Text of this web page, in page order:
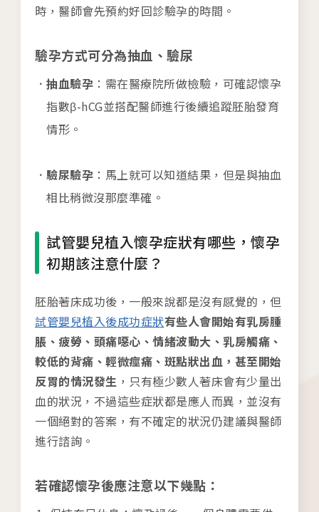
時，醫師會先預約好回診驗孕的時間。
驗孕方式可分為抽血、驗尿
抽血驗孕 ：需在醫療院所做檢驗，可確認懷孕
指數β-hCG並搭配醫師進行後續追蹤胚胎發育
情形。
驗尿驗孕 ：馬上就可以知道結果，但是與抽血
相比稍微沒那麼準確。
試管嬰兒植入懷孕症狀有哪些，懷孕
初期該注意什麼？
胚胎著床成功後，一般來說都是沒有感覺的，但
試管嬰兒植入後成功症狀有些人會開始有乳房腫
脹、疲勞、頭痛噁心、情緒波動大、乳房觸痛、
較低的背痛、輕微痙痛、斑點狀出血，甚至開始
反胃的情況發生 ，只有極少數人著床會有少量出
血的狀況，不過這些症狀都是應人而異，並沒有
一個絕對的答案，有不確定的狀況仍建議與醫師
進行諮詢。
若確認懷孕後應注意以下幾點：